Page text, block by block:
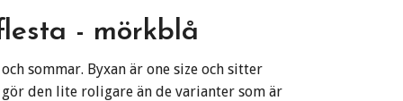
- mörkblå
sommar. Byxan är one size och sitter
den lite roligare än de varianter som är